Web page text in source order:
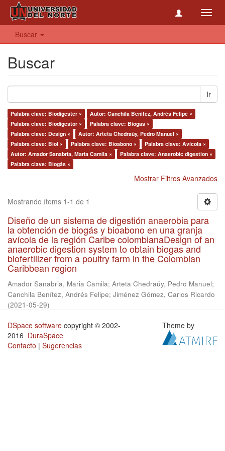
Buscar
Buscar
Ir
Palabra clave: Biodigester ×
Autor: Canchila Benítez, Andrés Felipe ×
Palabra clave: Biodigestor ×
Palabra clave: Biogas ×
Palabra clave: Design ×
Autor: Arteta Chedraüy, Pedro Manuel ×
Palabra clave: Biol ×
Palabra clave: Bioabono ×
Palabra clave: Avícola ×
Autor: Amador Sanabria, Maria Camila ×
Palabra clave: Anaerobic digestion ×
Palabra clave: Biogás ×
Mostrar Filtros Avanzados
Mostrando ítems 1-1 de 1
Diseño de un sistema de digestión anaerobia para
la obtención de biogás y bioabono en una granja
avícola de la región Caribe colombianaDesign of an
anaerobic digestion system to obtain biogas and
biofertilizer from a poultry farm in the Colombian
Caribbean region
Amador Sanabria, Maria Camila; Arteta Chedraüy, Pedro Manuel;
Canchila Benítez, Andrés Felipe; Jiménez Gómez, Carlos Ricardo
(2021-05-29)
DSpace software copyright © 2002-
2016 DuraSpace
Contacto | Sugerencias
Theme by